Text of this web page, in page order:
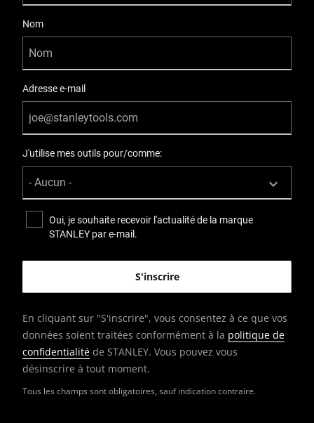
Tous les champs sont obligatoires, sauf indication contraire.
Nom
Adresse e-mail
J'utilise mes outils pour/comme:
Oui, je souhaite recevoir l'actualité de la marque
STANLEY par e-mail.
En cliquant sur "S'inscrire", vous consentez à ce que vos
données soient traitées conformément à la politique de
confidentialité de STANLEY. Vous pouvez vous
désinscrire à tout moment.